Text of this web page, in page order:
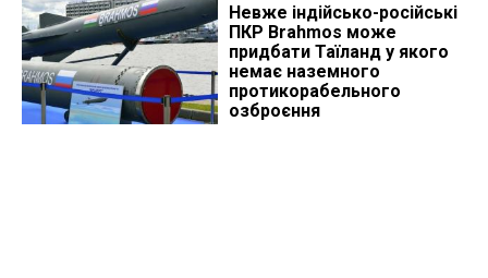
Невже індійсько-російські
ПКР Brahmos може
придбати Таїланд у якого
немає наземного
протикорабельного
озброєння